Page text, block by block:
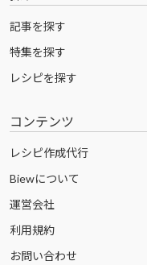
記事を探す
特集を探す
レシピを探す
コンテンツ
レシピ作成代行
Biewについて
運営会社
利用規約
お問い合わせ